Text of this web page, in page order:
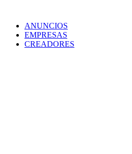
ANUNCIOS
EMPRESAS
CREADORES